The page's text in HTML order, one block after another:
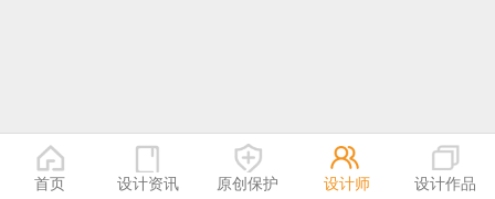
首页 设计资讯 原创保护 设计师 设计作品